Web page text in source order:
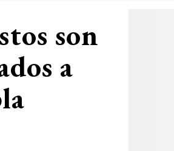
son
a